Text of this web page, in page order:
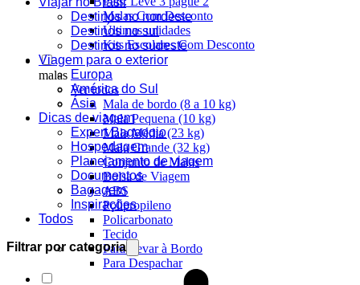
Malas Com Desconto
Últimas unidades
Kits Escolares Com Desconto
malas
Ver todos
Mala de bordo (8 a 10 kg)
Mala Pequena (10 kg)
Mala Média (23 kg)
Mala Grande (32 kg)
Conjunto de Malas
Bolsa de Viagem
ABS
Polipropileno
Policarbonato
Tecido
Para Levar à Bordo
Para Despachar
Destinos no nordeste
Destinos no sul
Destinos no sudeste
Viagem para o exterior
Europa
América do Sul
Ásia
Dicas de viagem
Expert Bagaggio
Hospedagem
Planejamento de viagem
Documentos
Bagagem
Inspirações
Todos
Filtrar por categoria